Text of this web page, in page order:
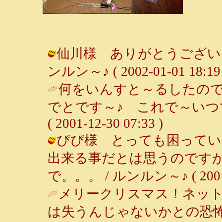
仙川様 ありがとうござい
ンルン～♪ ( 2002-01-01
何をいんすと～るしたの
でとです～♪ これで～い
( 2001-12-30 07:33 )
ぴぴ様 とっても困ってい
出来る事だとは思うのです
で。。。 / ルンルン～♪ (
メリークリスマス！ネッ
は失うんじゃないかとの恐